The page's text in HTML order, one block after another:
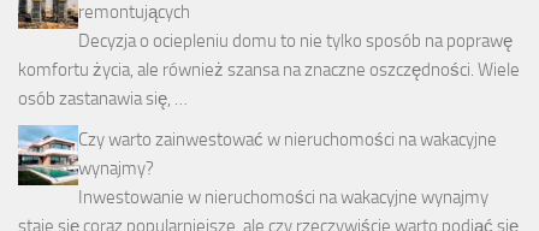
remontujących
Decyzja o ociepleniu domu to nie tylko sposób na poprawę
komfortu życia, ale również szansa na znaczne oszczędności. Wiele
osób zastanawia się, …
Czy warto zainwestować w nieruchomości na wakacyjne
wynajmy?
Inwestowanie w nieruchomości na wakacyjne wynajmy
staje się coraz popularniejsze, ale czy rzeczywiście warto podjąć się